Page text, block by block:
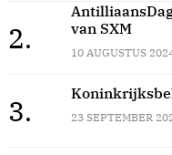
2.
van SXM
10 AUGUSTUS
3. 23 SEPTEMBER